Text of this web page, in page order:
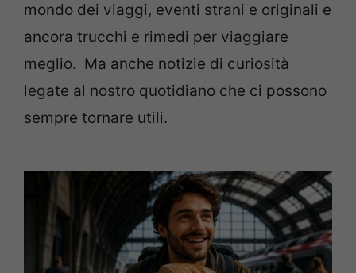
mondo dei viaggi, eventi strani e originali e
ancora trucchi e rimedi per viaggiare
meglio. Ma anche notizie di curiosità
legate al nostro quotidiano che ci possono
sempre tornare utili.